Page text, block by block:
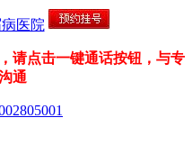
医院
请点击一键通话按钮，与专
通